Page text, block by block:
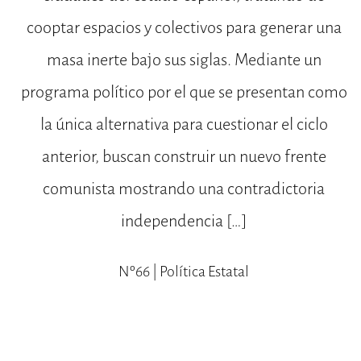
cooptar espacios y colectivos para generar una
masa inerte bajo sus siglas. Mediante un
programa político por el que se presentan como
la única alternativa para cuestionar el ciclo
anterior, buscan construir un nuevo frente
comunista mostrando una contradictoria
independencia […]
Nº66 | Política Estatal